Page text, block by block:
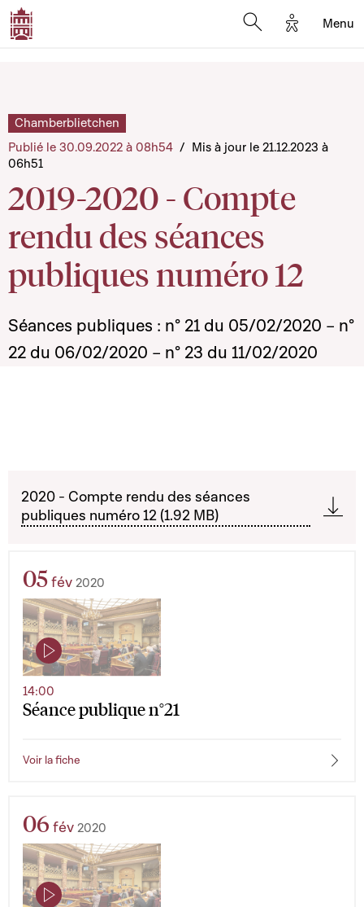
Options
Menu
2019-2020 - Compte
rendu des séances
publiques numéro 12
Chamberblietchen
Publié le 30.09.2022 à 08h54 / Mis à jour le 21.12.2023 à
06h51
Séances publiques : n° 21 du 05/02/2020 – n°
22 du 06/02/2020 – n° 23 du 11/02/2020
2020 - Compte rendu des séances
publiques numéro 12 (1.92 MB)
05fév 2020
Séance publique n°21
14:00
Voir la fiche
06 fév 2020